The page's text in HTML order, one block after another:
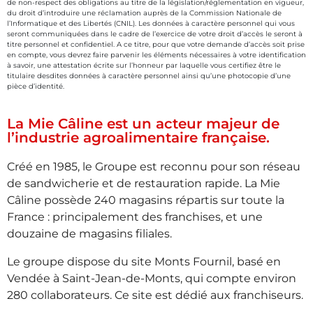
de non-respect des obligations au titre de la législation/réglementation en vigueur,
du droit d’introduire une réclamation auprès de la Commission Nationale de
l’Informatique et des Libertés (CNIL). Les données à caractère personnel qui vous
seront communiquées dans le cadre de l’exercice de votre droit d’accès le seront à
titre personnel et confidentiel. A ce titre, pour que votre demande d’accès soit prise
en compte, vous devrez faire parvenir les éléments nécessaires à votre identification
à savoir, une attestation écrite sur l’honneur par laquelle vous certifiez être le
titulaire desdites données à caractère personnel ainsi qu’une photocopie d’une
pièce d’identité.
La Mie Câline est un acteur majeur de
l’industrie agroalimentaire française.
Créé en 1985, le Groupe est reconnu pour son réseau
de sandwicherie et de restauration rapide. La Mie
Câline possède 240 magasins répartis sur toute la
France : principalement des franchises, et une
douzaine de magasins filiales.
Le groupe dispose du site Monts Fournil, basé en
Vendée à Saint-Jean-de-Monts, qui compte environ
280 collaborateurs. Ce site est dédié aux franchiseurs.